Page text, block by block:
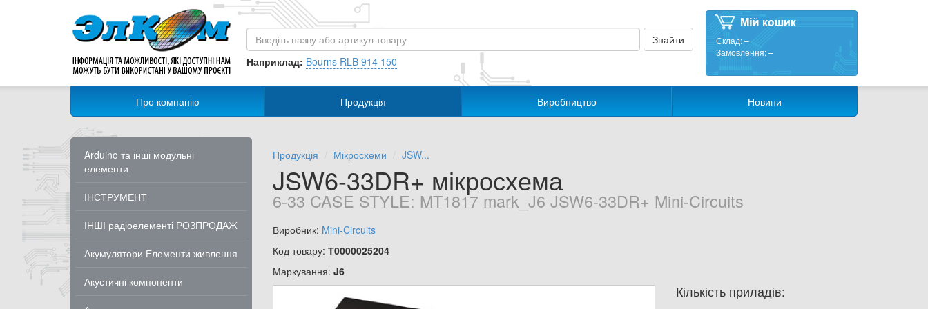
Наприклад: Bourns RLB 914 150
Склад:–
Замовлення:–
Про компанію Продукція Виробництво Новини
Arduino та інші модульні
елементи
ІНСТРУМЕНТ
ІНШІ радіоелементі РОЗПРОДАЖ
Акумулятори Елементи живлення
Акустичні компоненти
Продукція Мікросхеми JSW...
JSW6-33DR+ мікросхема
6-33 CASE STYLE: MT1817 mark_J6 JSW6-33DR+ Mini-Circuits
Виробник: Mini-Circuits
Код товару: Т0000025204
Маркування: J6
Кількість приладів: